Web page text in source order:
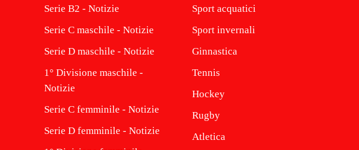
Serie B2 - Notizie
Serie C maschile - Notizie
Serie D maschile - Notizie
1° Divisione maschile -
Notizie
Serie C femminile - Notizie
Serie D femminile - Notizie
Sport acquatici
Sport invernali
Ginnastica
Tennis
Hockey
Rugby
Atletica